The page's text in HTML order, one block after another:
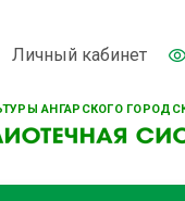
АНГАРСКОГО
Личный кабинет